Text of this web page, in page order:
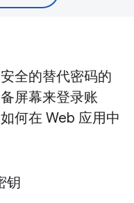
全的替代密码的
屏幕来登录账
何在 Web 应用中
钥